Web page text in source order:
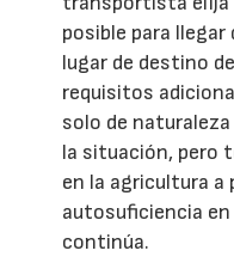
posible para
lugar de destino
requisitos
solo de
la situación, pero
en la agricultura a
autosuficiencia en
continúa.